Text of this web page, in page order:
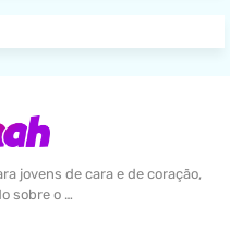
jovens de cara e de coração,
sobre o …